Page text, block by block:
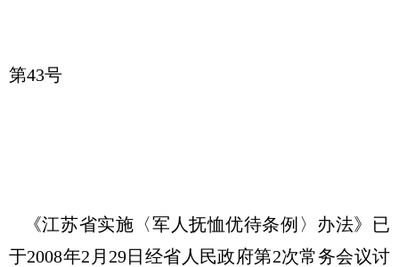
第43号
《江苏省实施〈军人抚恤优待条例〉办法》已
于2008年2月29日经省人民政府第2次常务会议讨